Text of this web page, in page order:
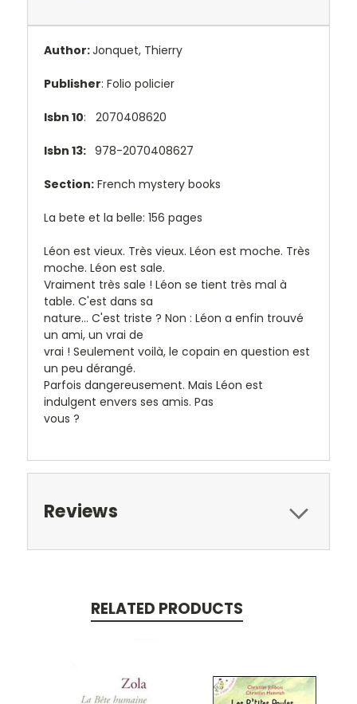
Author:Jonquet, Thierry
Publisher: Folio policier
Isbn 10: 2070408620
Isbn 13: 978-2070408627
Section: French mystery books
La bete et la belle: 156 pages
Léon est vieux. Très vieux. Léon est moche. Très
moche. Léon est sale.
Vraiment très sale ! Léon se tient très mal à
table. C'est dans sa
nature... C'est triste ? Non : Léon a enfin trouvé
un ami, un vrai de
vrai ! Seulement voilà, le copain en question est
un peu dérangé.
Parfois dangereusement. Mais Léon est
indulgent envers ses amis. Pas
vous ?
Reviews
RELATED PRODUCTS